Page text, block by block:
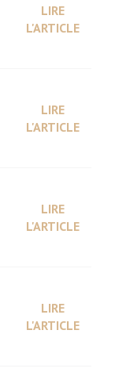
LIRE
L'ARTICLE
LIRE
L'ARTICLE
LIRE
L'ARTICLE
LIRE
L'ARTICLE